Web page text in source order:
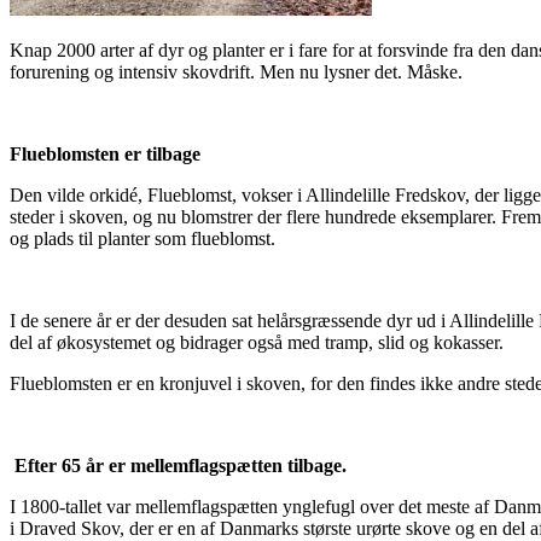
Knap 2000 arter af dyr og planter er i fare for at forsvinde fra den
forurening og intensiv skovdrift. Men nu lysner det. Måske.
Flueblomsten er tilbage
Den vilde orkidé, Flueblomst, vokser i Allindelille Fredskov, der
steder i skoven, og nu blomstrer der flere hundrede eksemplarer.
og plads til planter som flueblomst.
I de senere år er der desuden sat helårsgræssende dyr ud i
del af økosystemet og bidrager også med tramp, slid og kokasser.
Flueblomsten er en kronjuvel i skoven, for den findes ikke andre
Efter 65 år er mellemflagspætten tilbage.
I 1800-tallet var mellemflagspætten ynglefugl over det meste af
i Draved Skov, der er en af Danmarks største urørte skove og en